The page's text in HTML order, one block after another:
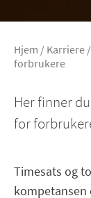
Hjem / Karriere /
forbrukere
Her finner
for
Timesats og
kompetansen